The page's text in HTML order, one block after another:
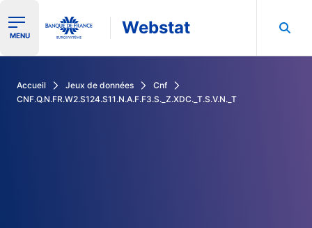
Ouvrir le menu de navigation
MENU Webstat
Accueil Jeux de données
Cnf
CNF.Q.N.FR.W2.S124.S11.N.A.F.F3.S._Z.XDC._T.S.V.N._T